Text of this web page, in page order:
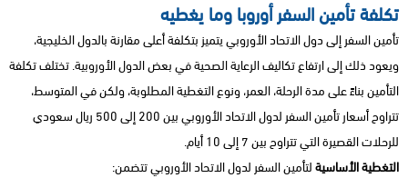
تكلفة تأمين السفر أوروبا وما يغطيه
تأمين السفر إلى دول الاتحاد الأوروبي يتميز بتكلفة أعلى مقارنة بالدول الخليجية،
ويعود ذلك إلى ارتفاع تكاليف الرعاية الصحية في بعض الدول الأوروبية. تختلف تكلفة
التأمين بناءً على مدة الرحلة، العمر، ونوع التغطية المطلوبة، ولكن في المتوسط،
تتراوح أسعار تأمين السفر لدول الاتحاد الأوروبي بين 200 إلى 500 ريال سعودي
للرحلات القصيرة التي تتراوح بين 7 إلى 10 أيام.
التغطية الأساسيةلتأمين السفر لدول الاتحاد الأوروبي تتضمن: